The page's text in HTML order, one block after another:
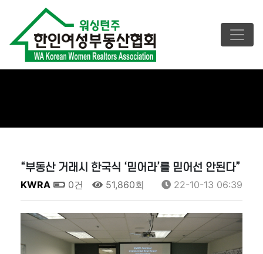
“부동산 거래시 한국식 ‘믿어라’를 믿어선 안된다”
KWRA 0건 51,860회 22-10-13 06:39